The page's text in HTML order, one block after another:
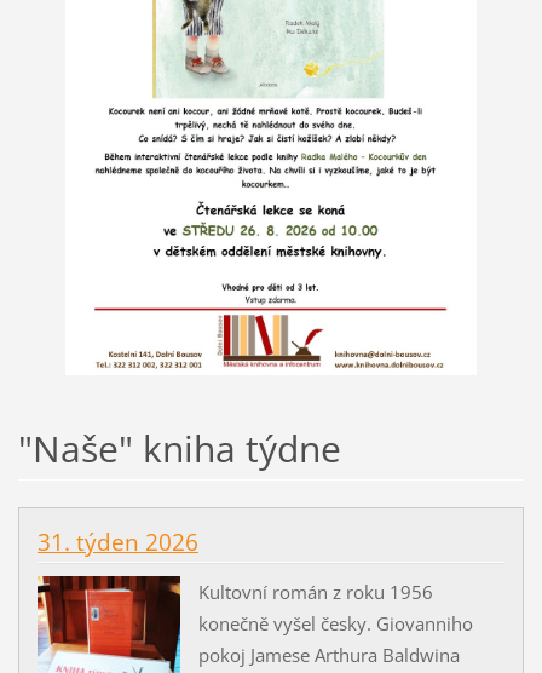
"Naše" kniha týdne
31. týden 2026
Kultovní román z roku 1956
konečně vyšel česky. Giovanniho
pokoj Jamese Arthura Baldwina